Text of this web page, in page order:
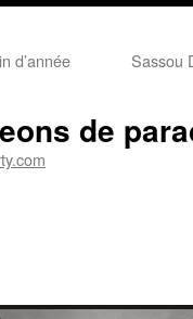
d’année
Sassou
de